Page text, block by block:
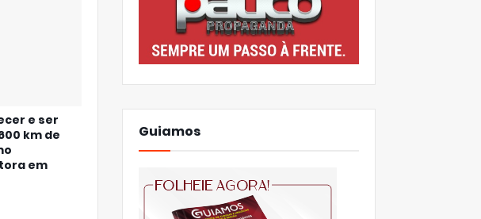
e ser
km de
em
Guiamos